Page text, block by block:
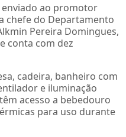
ao promotor
chefe do Departamento
Pereira Domingues,
conta com dez
cadeira, banheiro com
e iluminação
acesso a bebedouro
para uso durante